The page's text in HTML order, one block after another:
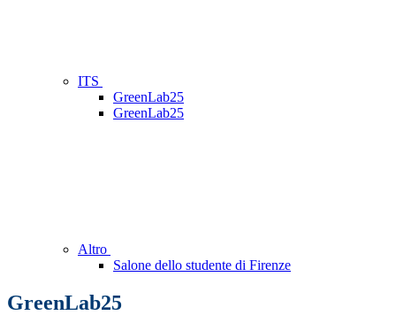
ITS
GreenLab25
GreenLab25
Altro
Salone dello studente di Firenze
GreenLab25